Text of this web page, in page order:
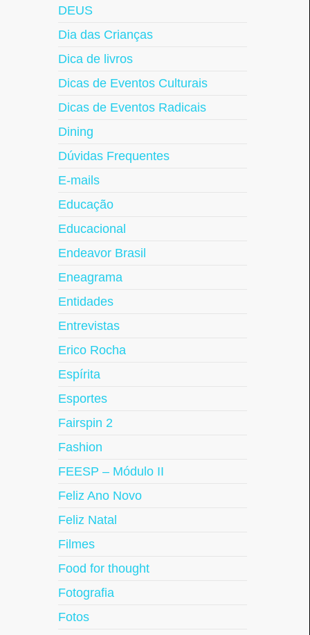
DEUS
Dia das Crianças
Dica de livros
Dicas de Eventos Culturais
Dicas de Eventos Radicais
Dining
Dúvidas Frequentes
E-mails
Educação
Educacional
Endeavor Brasil
Eneagrama
Entidades
Entrevistas
Erico Rocha
Espírita
Esportes
Fairspin 2
Fashion
FEESP – Módulo II
Feliz Ano Novo
Feliz Natal
Filmes
Food for thought
Fotografia
Fotos